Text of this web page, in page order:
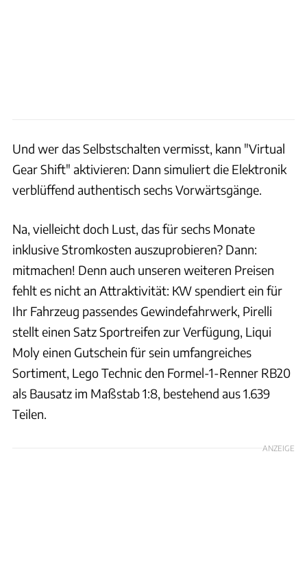
Und wer das Selbstschalten vermisst, kann "Virtual
Gear Shift" aktivieren: Dann simuliert die Elektronik
verblüffend authentisch sechs Vorwärtsgänge.
Na, vielleicht doch Lust, das für sechs Monate
inklusive Stromkosten auszuprobieren? Dann:
mitmachen! Denn auch unseren weiteren Preisen
fehlt es nicht an Attraktivität: KW spendiert ein für
Ihr Fahrzeug passendes Gewindefahrwerk, Pirelli
stellt einen Satz Sportreifen zur Verfügung, Liqui
Moly einen Gutschein für sein umfangreiches
Sortiment, Lego Technic den Formel-1-Renner RB20
als Bausatz im Maßstab 1:8, bestehend aus 1.639
Teilen.
ANZEIGE